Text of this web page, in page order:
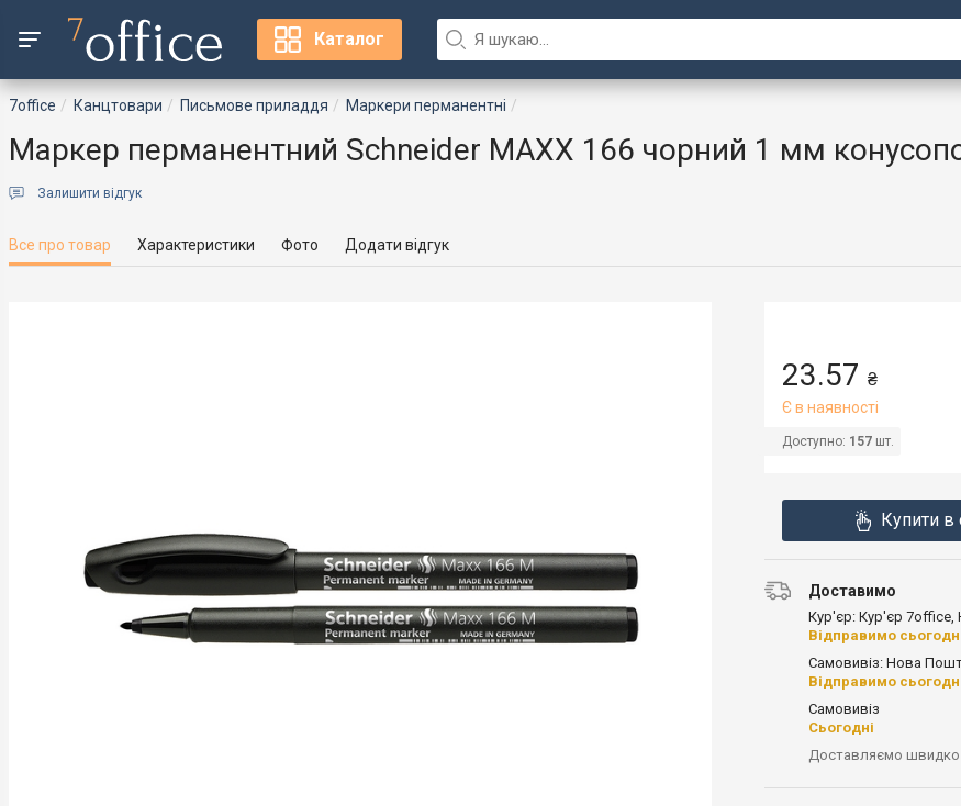
Каталог
7office Канцтовари Письмове приладдя Маркери перманентні
Маркер перманентний Schneider MAXX 166 чорний 1 мм
Залишити відгук
Все про товар Характеристики Фото Додати відгук
23.57 ₴
Є в наявності
Доступно: 157 шт.
Купити в
Доставимо
Кур'єр: Кур'єр 7office,
Відправимо
Самовивіз: Нова
Відправимо
Самовивіз
Сьогодні
Доставляємо